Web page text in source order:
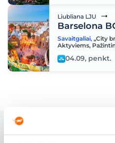
Liubliana LJU
Barselona
Savaitgaliai, „City
Aktyviems,
04.09, penkt.